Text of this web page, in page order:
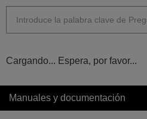
Cargando... Espera, por favor...
Manuales y documentación